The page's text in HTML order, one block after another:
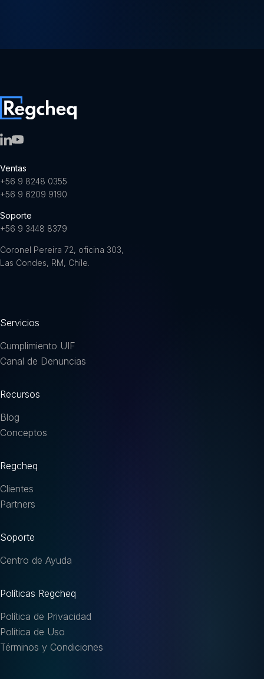
Ventas
+56 9 8248 0355
+56 9 6209 9190
Soporte
+56 9 3448 8379
Coronel Pereira 72, oficina 303,
Las Condes, RM, Chile.
Servicios
Cumplimiento UIF
Canal de Denuncias
Recursos
Blog
Conceptos
Regcheq
Clientes
Partners
Soporte
Centro de Ayuda
Políticas Regcheq
Política de Privacidad
Política de Uso
Términos y Condiciones